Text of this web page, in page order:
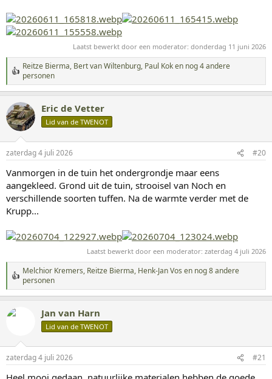
Laatst bewerkt door een moderator: donderdag 11 juni 2026
W
a
a
r
d
e
r
i
n
g
e
:
Reitze Bierma, Bert van Wiltenburg, Paul Koken nog 4 andere
personen
Eric de Vetter
Lid van de TWENOT
zaterdag 4 juli 2026 #20
Vanmorgen in de tuin het ondergrondje maar eens
aangekleed. Grond uit de tuin, strooisel van Noch en
verschillende soorten tuffen. Na de warmte verder met de
Krupp...
Laatst bewerkt door een moderator: zaterdag 4 juli 2026
W
a
a
r
d
i
n
g
e
Melchior Kremers, Reitze Bierma, Henk-Jan Vos en nog 8 andere
personen
Jan van Harn
Lid van de TWENOT
zaterdag 4 juli 2026 #21